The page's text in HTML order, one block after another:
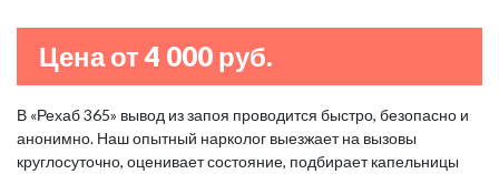
Цена от 4 000 руб.
В «Рехаб 365» вывод из запоя проводится быстро, безопасно и
анонимно. Наш опытный нарколог выезжает на вызовы
круглосуточно, оценивает состояние, подбирает капельницы